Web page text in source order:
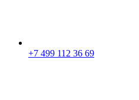
+7 499 112 36 69